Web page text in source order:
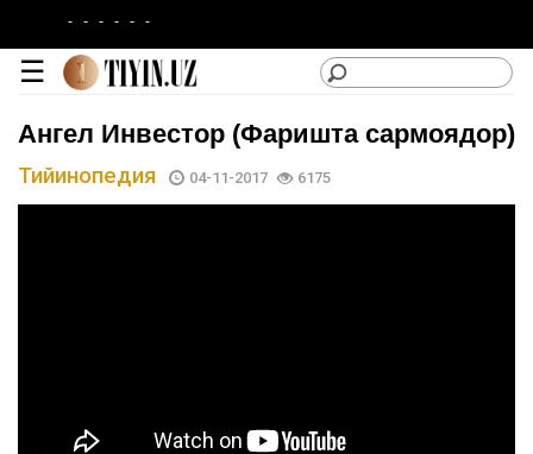
Сайтдан
☰
Ангел Инвестор (Фаришта сармоядор)
Тийинопедия 04-11-2017 6175